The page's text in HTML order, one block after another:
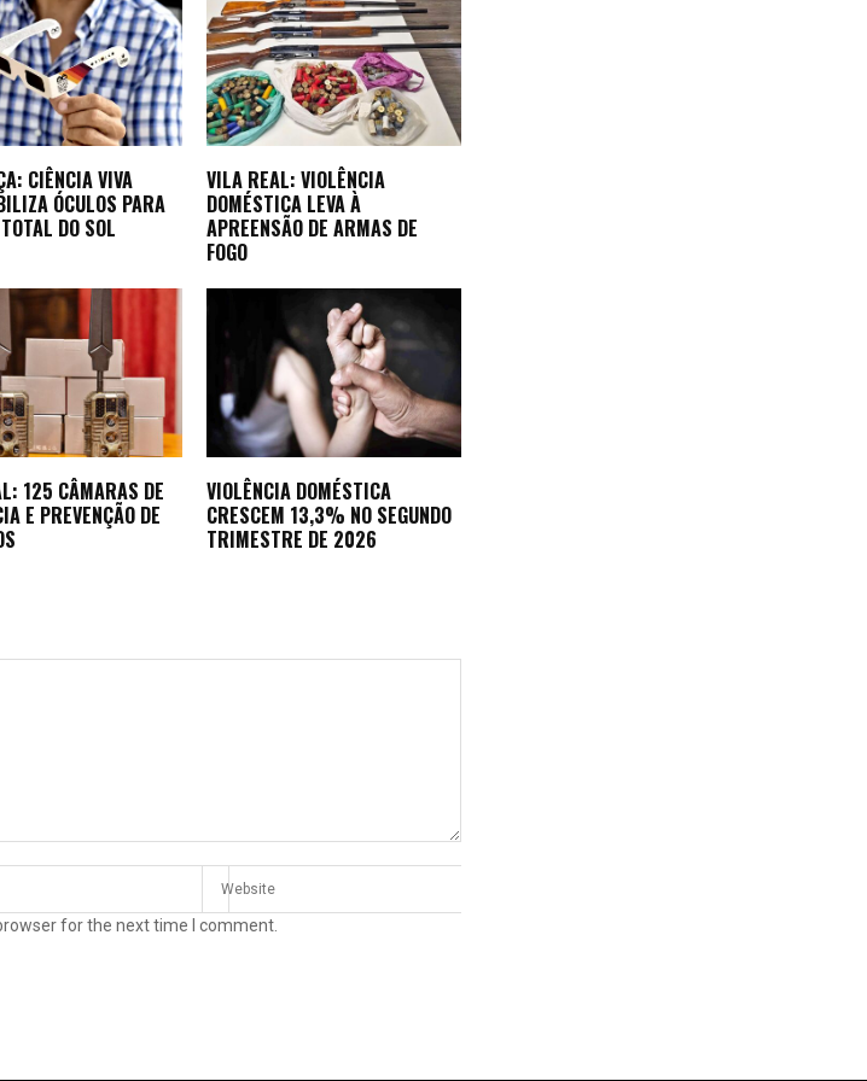
CIÊNCIA VIVA
ÓCULOS PARA
DO SOL
VILA REAL: VIOLÊNCIA
DOMÉSTICA LEVA À
APREENSÃO DE ARMAS DE
FOGO
125 CÂMARAS DE
E PREVENÇÃO DE
VIOLÊNCIA DOMÉSTICA
CRESCEM 13,3% NO SEGUNDO
TRIMESTRE DE 2026
for the next time I comment.